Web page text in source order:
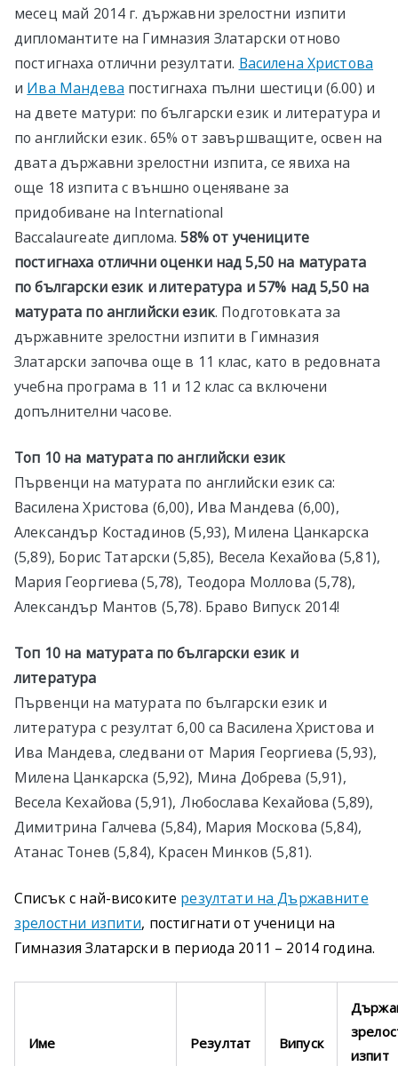
месец май 2014 г. държавни зрелостни изпити
дипломантите на Гимназия Златарски отново
постигнаха отлични резултати. Василена Христова
и Ива Мандева постигнаха пълни шестици (6.00) и
на двете матури: по български език и литература и
по английски език. 65% от завършващите, освен на
двата държавни зрелостни изпита, се явиха на
още 18 изпита с външно оценяване за
придобиване на International
Baccalaureate диплома.58% от учениците
постигнаха отлични оценки над 5,50 на матурата
по български език и литература и 57% над 5,50 на
матурата по английски език. Подготовката за
държавните зрелостни изпити в Гимназия
Златарски започва още в 11 клас, като в редовната
учебна програма в 11 и 12 клас са включени
допълнителни часове.
Топ 10 на матурата по английски език
Първенци на матурата по английски език са:
Василена Христова (6,00), Ива Мандева (6,00),
Александър Костадинов (5,93), Милена Цанкарска
(5,89), Борис Татарски (5,85), Весела Кехайова (5,81),
Мария Георгиева (5,78), Теодора Моллова (5,78),
Александър Мантов (5,78). Браво Випуск 2014!
Топ 10 на матурата по български език и
литература
Първенци на матурата по български език и
литература с резултат 6,00 са Василена Христова и
Ива Мандева, следвани от Мария Георгиева (5,93),
Милена Цанкарска (5,92), Мина Добрева (5,91),
Весела Кехайова (5,91), Любослава Кехайова (5,89),
Димитрина Галчева (5,84), Мария Москова (5,84),
Атанас Тонев (5,84), Красен Минков (5,81).
Списък с най-високите резултати на Държавните
зрелостни изпити, постигнати от ученици на
Гимназия Златарски в периода 2011 – 2014 година.
Име Резултат Випуск
изпит